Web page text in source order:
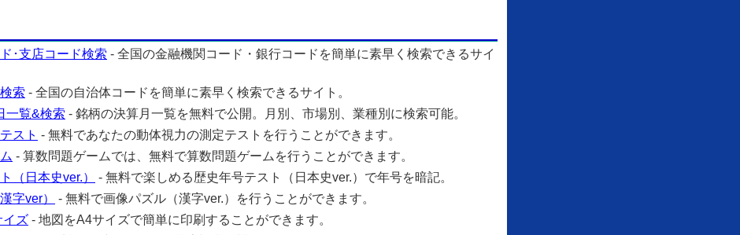
･支店コード検索 - 全国の金融機関コード・銀行コードを簡単に素早く検索できるサイ
索 - 全国の自治体コードを簡単に素早く検索できるサイト。
一覧&検索 - 銘柄の決算月一覧を無料で公開。月別、市場別、業種別に検索可能。
スト - 無料であなたの動体視力の測定テストを行うことができます。
- 算数問題ゲームでは、無料で算数問題ゲームを行うことができます。
（日本史ver.）
- 無料で楽しめる歴史年号テスト（日本史ver.）で年号を暗記。
字ver）
- 無料で画像パズル（漢字ver.）を行うことができます。
イズ - 地図をA4サイズで簡単に印刷することができます。